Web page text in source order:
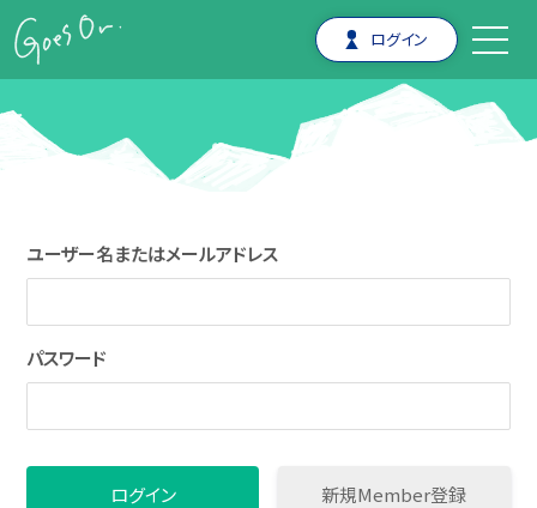
ログイン
ユーザー名またはメールアドレス
パスワード
新規Member登録